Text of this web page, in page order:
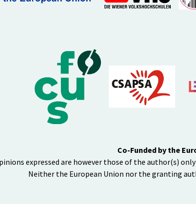
Co-Funded by the
expressed are however those of the author(s)
Neither the European Union nor the granting